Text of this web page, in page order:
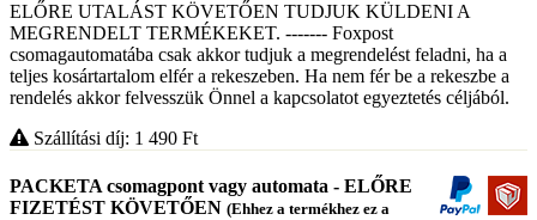
ELŐRE UTALÁST KÖVETŐEN TUDJUK KÜLDENI A
MEGRENDELT TERMÉKEKET. ------- Foxpost
csomagautomatába csak akkor tudjuk a megrendelést feladni, ha a
teljes kosártartalom elfér a rekeszeben. Ha nem fér be a rekeszbe a
rendelés akkor felvesszük Önnel a kapcsolatot egyeztetés céljából.
Szállítási díj: 1 490 Ft
PACKETA csomagpont vagy automata - ELŐRE
FIZETÉST KÖVETŐEN (Ehhez a termékhez ez a